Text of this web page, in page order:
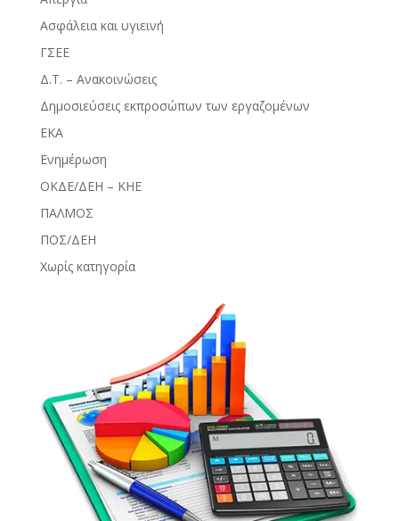
Ασφάλεια και υγιεινή
ΓΣΕΕ
Δ.Τ. – Ανακοινώσεις
Δημοσιεύσεις εκπροσώπων των εργαζομένων
ΕΚΑ
Ενημέρωση
ΟΚΔΕ/ΔΕΗ – ΚΗΕ
ΠΑΛΜΟΣ
ΠΟΣ/ΔΕΗ
Χωρίς κατηγορία